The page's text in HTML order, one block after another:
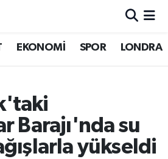
EKONOMİ SPOR LONDRA
Barajı'nda su
yükseldi